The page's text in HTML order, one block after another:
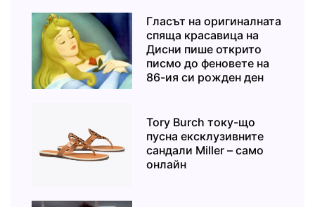
Гласът на оригиналната
спяща красавица на
Дисни пише открито
писмо до феновете на
86-ия си рожден ден
Tory Burch току-що
пусна ексклузивните
сандали Miller – само
онлайн